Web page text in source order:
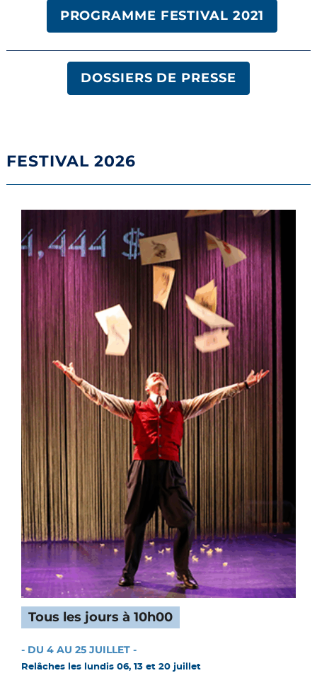
PROGRAMME FESTIVAL 2021
DOSSIERS DE PRESSE
FESTIVAL 2026
Tous les jours à 10h00
- DU 4 AU 25 JUILLET -
Relâches les lundis 06, 13 et 20 juillet